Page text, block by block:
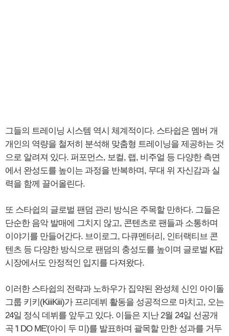
그들의 트레이닝 시스템 역시 체계적이다. 스타쉽은 멤버 개
개인의 역량을 철저히 분석해 맞춤형 트레이닝을 제공하는 것
으로 알려져 있다. 퍼포먼스, 보컬, 랩, 비주얼 등 다양한 측면
에서 완성도를 높이는 과정을 반복하며, 무대 위 자신감과 실
력을 함께 끌어올린다.
또 스타쉽의 글로벌 팬덤 관리 방식은 주목할 만하다. 그들은
단순한 음악 발매에 그치지 않고, 콘텐츠로 팬들과 소통하며
이야기를 만들어간다. 브이로그, 다큐멘터리, 인터랙티브 콘
텐츠 등 다양한 방식으로 팬덤의 충성도를 높이며 글로벌 K팝
시장에서도 안정적인 입지를 다져왔다.
이러한 스타쉽의 전략과 노하우가 집약된 완성체 신인 아이돌
그룹 키키(KiiiKiii)가 프리데뷔 활동을 성공적으로 마치고, 오는
24일 정식 데뷔를 앞두고 있다. 이들은 지난 2월 24일 선공개
곡 'I DO ME'(아이 두 미)를 발표하며 괄목할 만한 성과를 거두